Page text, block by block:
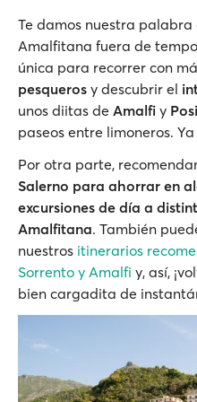
Te damos nuestra
Amalfitana fuera de
única para recorrer con
pesqueros y descubrir el
unos diitas de Amalfi y
paseos entre limoneros.
Por otra parte,
Salerno para ahorrar en
excursiones de día a
Amalfitana. También
nuestros itinerarios
Sorrento y Amalfi y, así,
bien cargadita de